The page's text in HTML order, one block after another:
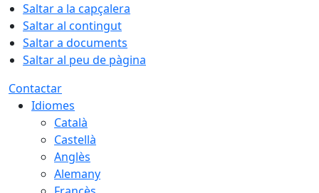
Saltar a la capçalera
Saltar al contingut
Saltar a documents
Saltar al peu de pàgina
Contactar
Idiomes
Català
Castellà
Anglès
Alemany